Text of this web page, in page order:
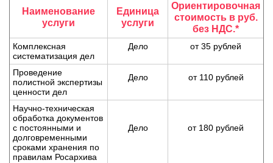
Наименование
услуги
Единица
услуги
Ориентировочная
стоимость в руб.
без НДС.*
Комплексная
систематизация дел
Дело от 35 рублей
Проведение
полистной экспертизы
ценности дел
Дело от 110 рублей
Научно-техническая
обработка документов
с постоянными и
долговременными
сроками хранения по
правилам Росархива
Дело от 180 рублей